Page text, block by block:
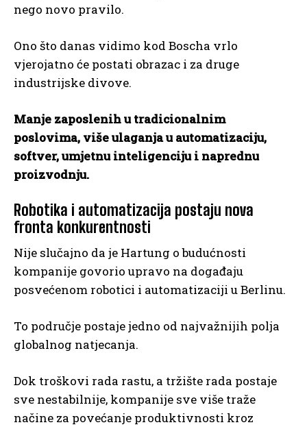
nego novo pravilo.
Ono što danas vidimo kod Boscha vrlo
vjerojatno će postati obrazac i za druge
industrijske divove.
Manje zaposlenih u tradicionalnim
poslovima, više ulaganja u automatizaciju,
softver, umjetnu inteligenciju i naprednu
proizvodnju.
Robotika i automatizacija postaju nova
fronta konkurentnosti
Nije slučajno da je Hartung o budućnosti
kompanije govorio upravo na događaju
posvećenom robotici i automatizaciji u Berlinu.
To područje postaje jedno od najvažnijih polja
globalnog natjecanja.
Dok troškovi rada rastu, a tržište rada postaje
sve nestabilnije, kompanije sve više traže
načine za povećanje produktivnosti kroz